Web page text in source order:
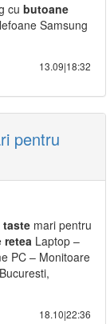
cu butoane
Samsung
13.09|18:32
pentru
taste mari pentru
retea Laptop –
PC – Monitoare
18.10|22:36